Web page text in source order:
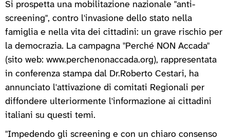
Si prospetta una mobilitazione nazionale "anti-
screening", contro l'invasione dello stato nella
famiglia e nella vita dei cittadini: un grave rischio per
la democrazia. La campagna "Perché NON Accada"
(sito web: www.perchenonaccada.org), rappresentata
in conferenza stampa dal Dr.Roberto Cestari, ha
annunciato l'attivazione di comitati Regionali per
diffondere ulteriormente l'informazione ai cittadini
italiani su questi temi.
"Impedendo gli screening e con un chiaro consenso